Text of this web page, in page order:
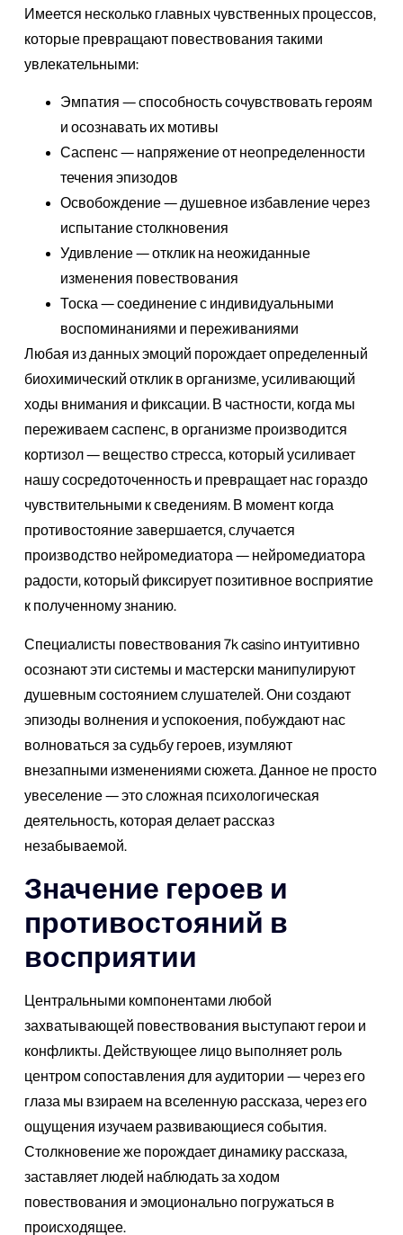
Имеется несколько главных чувственных процессов,
которые превращают повествования такими
увлекательными:
Эмпатия — способность сочувствовать героям
и осознавать их мотивы
Саспенс — напряжение от неопределенности
течения эпизодов
Освобождение — душевное избавление через
испытание столкновения
Удивление — отклик на неожиданные
изменения повествования
Тоска — соединение с индивидуальными
воспоминаниями и переживаниями
Любая из данных эмоций порождает определенный
биохимический отклик в организме, усиливающий
ходы внимания и фиксации. В частности, когда мы
переживаем саспенс, в организме производится
кортизол — вещество стресса, который усиливает
нашу сосредоточенность и превращает нас гораздо
чувствительными к сведениям. В момент когда
противостояние завершается, случается
производство нейромедиатора — нейромедиатора
радости, который фиксирует позитивное восприятие
к полученному знанию.
Специалисты повествования 7k casino интуитивно
осознают эти системы и мастерски манипулируют
душевным состоянием слушателей. Они создают
эпизоды волнения и успокоения, побуждают нас
волноваться за судьбу героев, изумляют
внезапными изменениями сюжета. Данное не просто
увеселение — это сложная психологическая
деятельность, которая делает рассказ
незабываемой.
Значение героев и
противостояний в
восприятии
Центральными компонентами любой
захватывающей повествования выступают герои и
конфликты. Действующее лицо выполняет роль
центром сопоставления для аудитории — через его
глаза мы взираем на вселенную рассказа, через его
ощущения изучаем развивающиеся события.
Столкновение же порождает динамику рассказа,
заставляет людей наблюдать за ходом
повествования и эмоционально погружаться в
происходящее.